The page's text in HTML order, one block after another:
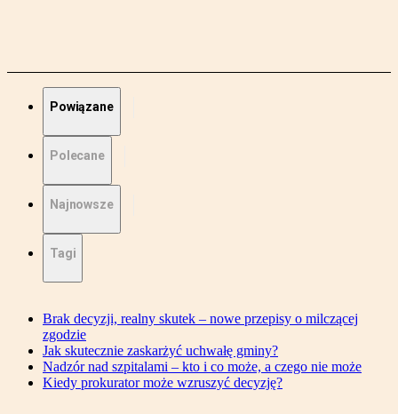
Powiązane
Polecane
Najnowsze
Tagi
Brak decyzji, realny skutek – nowe przepisy o milczącej
zgodzie
Jak skutecznie zaskarżyć uchwałę gminy?
Nadzór nad szpitalami – kto i co może, a czego nie może
Kiedy prokurator może wzruszyć decyzję?